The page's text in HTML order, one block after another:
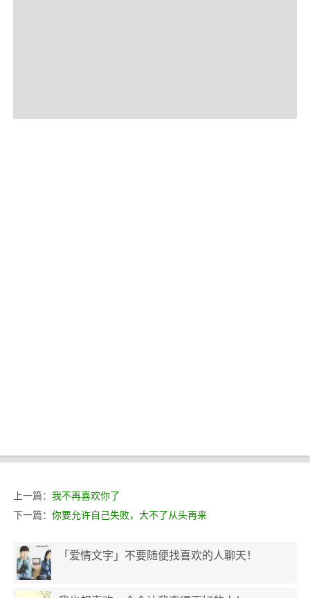
上一篇： 我不再喜欢你了
下一篇： 你要允许自己失败，大不了从头再来
「爱情文字」不要随便找喜欢的人聊天！